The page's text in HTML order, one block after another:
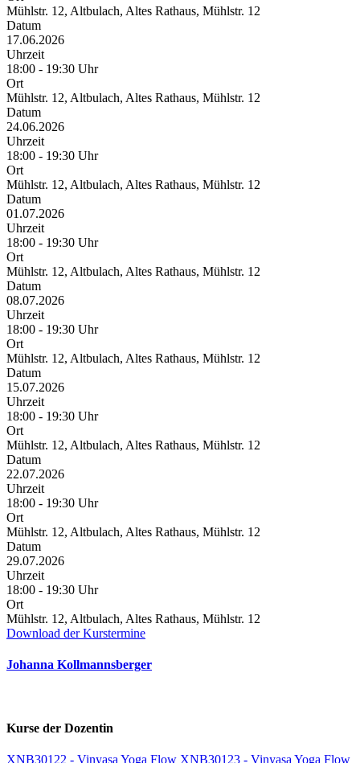
Mühlstr. 12, Altbulach, Altes Rathaus, Mühlstr. 12
Datum
17.06.2026
Uhrzeit
18:00 - 19:30 Uhr
Ort
Mühlstr. 12, Altbulach, Altes Rathaus, Mühlstr. 12
Datum
24.06.2026
Uhrzeit
18:00 - 19:30 Uhr
Ort
Mühlstr. 12, Altbulach, Altes Rathaus, Mühlstr. 12
Datum
01.07.2026
Uhrzeit
18:00 - 19:30 Uhr
Ort
Mühlstr. 12, Altbulach, Altes Rathaus, Mühlstr. 12
Datum
08.07.2026
Uhrzeit
18:00 - 19:30 Uhr
Ort
Mühlstr. 12, Altbulach, Altes Rathaus, Mühlstr. 12
Datum
15.07.2026
Uhrzeit
18:00 - 19:30 Uhr
Ort
Mühlstr. 12, Altbulach, Altes Rathaus, Mühlstr. 12
Datum
22.07.2026
Uhrzeit
18:00 - 19:30 Uhr
Ort
Mühlstr. 12, Altbulach, Altes Rathaus, Mühlstr. 12
Datum
29.07.2026
Uhrzeit
18:00 - 19:30 Uhr
Ort
Mühlstr. 12, Altbulach, Altes Rathaus, Mühlstr. 12
Download der Kurstermine
Johanna Kollmannsberger
Kurse der Dozentin
XNB30122 - Vinyasa Yoga Flow XNB30123 - Vinyasa Yoga Flow